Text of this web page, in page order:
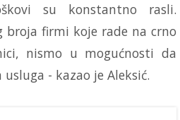
su konstantno rasli.
broja firmi koje rade na crno
nismo u mogućnosti da
- kazao je Aleksić.